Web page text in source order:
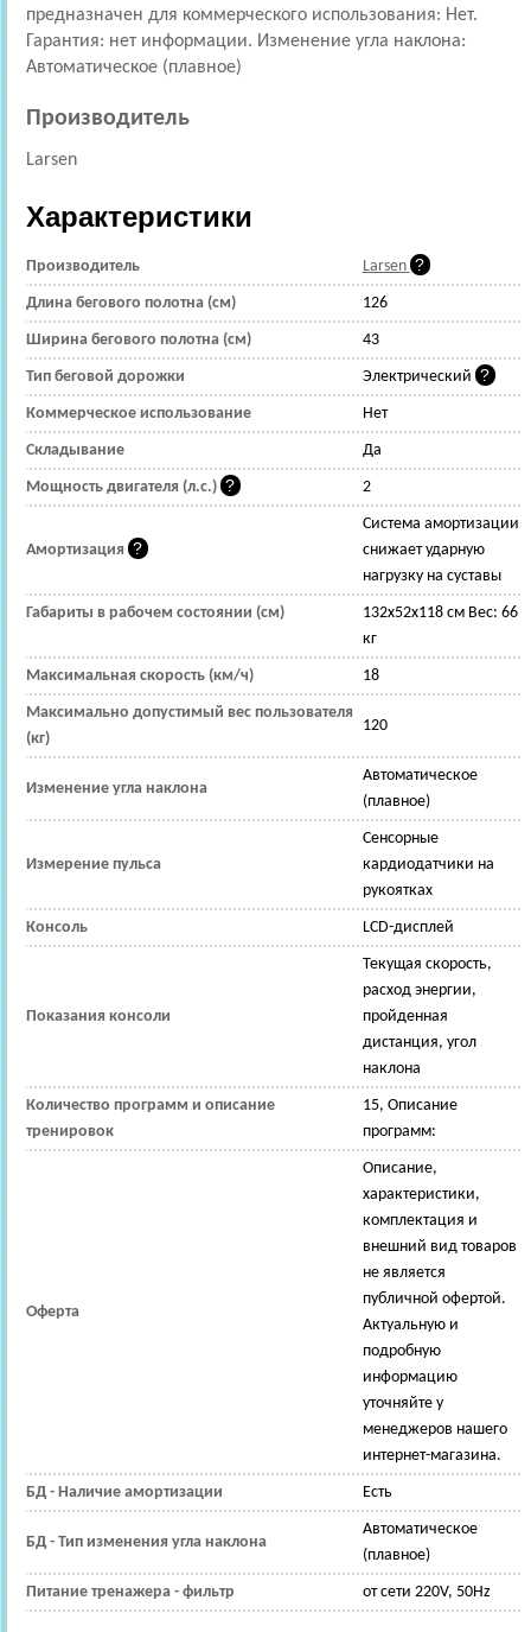
предназначен для коммерческого использования: Нет.
Гарантия: нет информации. Изменение угла наклона:
Автоматическое (плавное)
Производитель
Larsen
Характеристики
Производитель Larsen
Длина бегового полотна (см) 126
Ширина бегового полотна (см) 43
Тип беговой дорожки Электрический
Коммерческое использование Нет
Складывание Да
Мощность двигателя (л.с.) 2
Амортизация
Cистема амортизации
снижает ударную
нагрузку на суставы
Габариты в рабочем состоянии (см)
132x52x118 см Вес: 66
кг
Максимальная скорость (км/ч) 18
Максимально допустимый вес пользователя
(кг)
120
Изменение угла наклона
Автоматическое
(плавное)
Измерение пульса
Сенсорные
кардиодатчики на
рукоятках
Консоль LCD-дисплей
Показания консоли
Текущая скорость,
расход энергии,
пройденная
дистанция, угол
наклона
Количество программ и описание
тренировок
15, Описание
программ:
Оферта
Описание,
характеристики,
комплектация и
внешний вид товаров
не является
публичной офертой.
Актуальную и
подробную
информацию
уточняйте у
менеджеров нашего
интернет-магазина.
БД - Наличие амортизации Есть
БД - Тип изменения угла наклона
Автоматическое
(плавное)
Питание тренажера - фильтр от сети 220V, 50Hz